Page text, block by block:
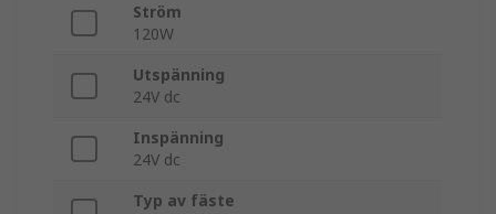
Ström
120W
Utspänning
24V dc
Inspänning
24V dc
Typ av fäste